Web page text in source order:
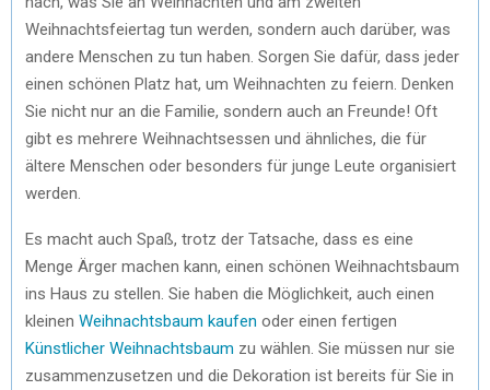
Weihnachtsfeiertag tun werden, sondern auch darüber, was
andere Menschen zu tun haben. Sorgen Sie dafür, dass jeder
einen schönen Platz hat, um Weihnachten zu feiern. Denken
Sie nicht nur an die Familie, sondern auch an Freunde! Oft
gibt es mehrere Weihnachtsessen und ähnliches, die für
ältere Menschen oder besonders für junge Leute organisiert
werden.
Es macht auch Spaß, trotz der Tatsache, dass es eine
Menge Ärger machen kann, einen schönen Weihnachtsbaum
ins Haus zu stellen. Sie haben die Möglichkeit, auch einen
kleinen Weihnachtsbaum kaufen oder einen fertigen
Künstlicher Weihnachtsbaum zu wählen. Sie müssen nur sie
zusammenzusetzen und die Dekoration ist bereits für Sie in